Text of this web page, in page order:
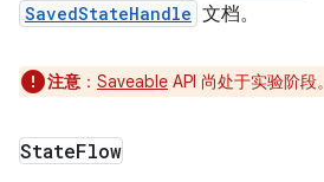
SavedStateHandle 文档。
注意 ： Saveable API 尚处于实验阶段。
StateFlow